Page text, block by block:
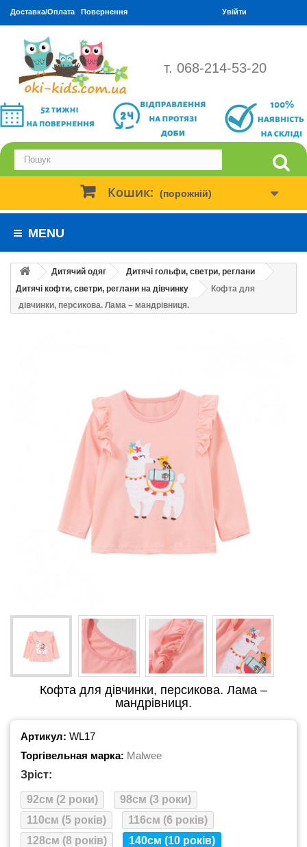
Доставка/Оплата Повернення Увійти
т. 068-214-53-20
Кошик: (порожній)
MENU
Дитячий одяг
Дитячі гольфи, светри, реглани
Дитячі кофти, светри, реглани на дівчинку
Кофта для
дівчинки, персикова. Лама – мандрівниця.
Кофта для дівчинки, персикова. Лама –
мандрівниця.
Артикул: WL17
Торгівельная марка: Malwee
Зріст:
92см (2 роки)
98см (3 роки)
110см (5 років)
116см (6 років)
128см (8 років)
140см (10 років)